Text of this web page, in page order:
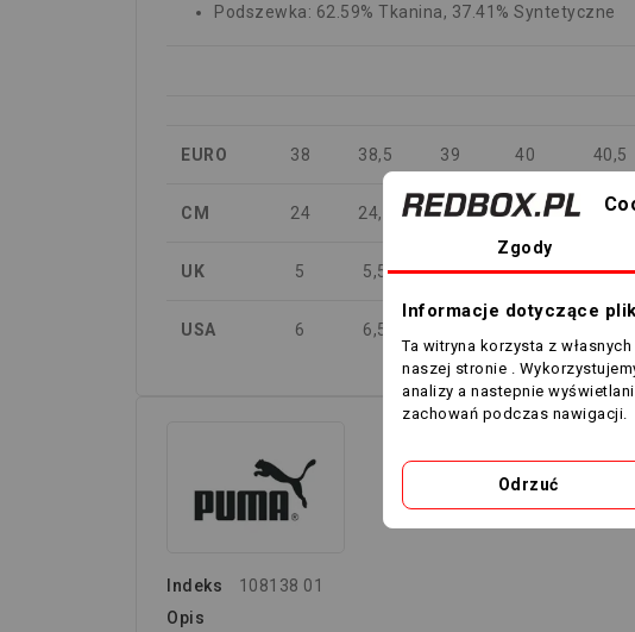
Podszewka: 62.59% Tkanina, 37.41% Syntetyczne
EURO 38 38,5 39 40 40,5
CM 24 24,5 25 25,5 26
UK 5 5,5 6 6,5 7
USA 6 6,5
Indeks
108138 01
Opis
Zgody
Informacje dotyczące
Ta witryna korzysta z
naszej stronie .
analizy a nastepnie
zachowań podczas nawigacji.
Odrzuć